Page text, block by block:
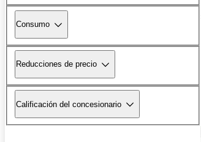
Consumo
Reducciones de precio
Calificación del concesionario